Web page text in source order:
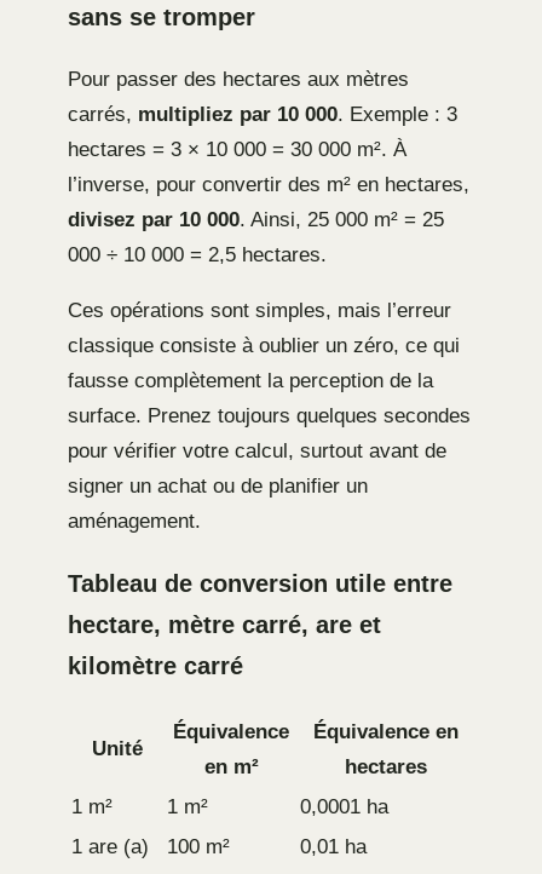
sans se tromper
Pour passer des hectares aux mètres
carrés, multipliez par 10 000. Exemple : 3
hectares = 3 × 10 000 = 30 000 m². À
l’inverse, pour convertir des m² en hectares,
divisez par 10 000. Ainsi, 25 000 m² = 25
000 ÷ 10 000 = 2,5 hectares.
Ces opérations sont simples, mais l’erreur
classique consiste à oublier un zéro, ce qui
fausse complètement la perception de la
surface. Prenez toujours quelques secondes
pour vérifier votre calcul, surtout avant de
signer un achat ou de planifier un
aménagement.
Tableau de conversion utile entre
hectare, mètre carré, are et
kilomètre carré
Unité
Équivalence
en m²
Équivalence en
hectares
1 m²
1 m²
0,0001 ha
1 are (a)
100 m²
0,01 ha